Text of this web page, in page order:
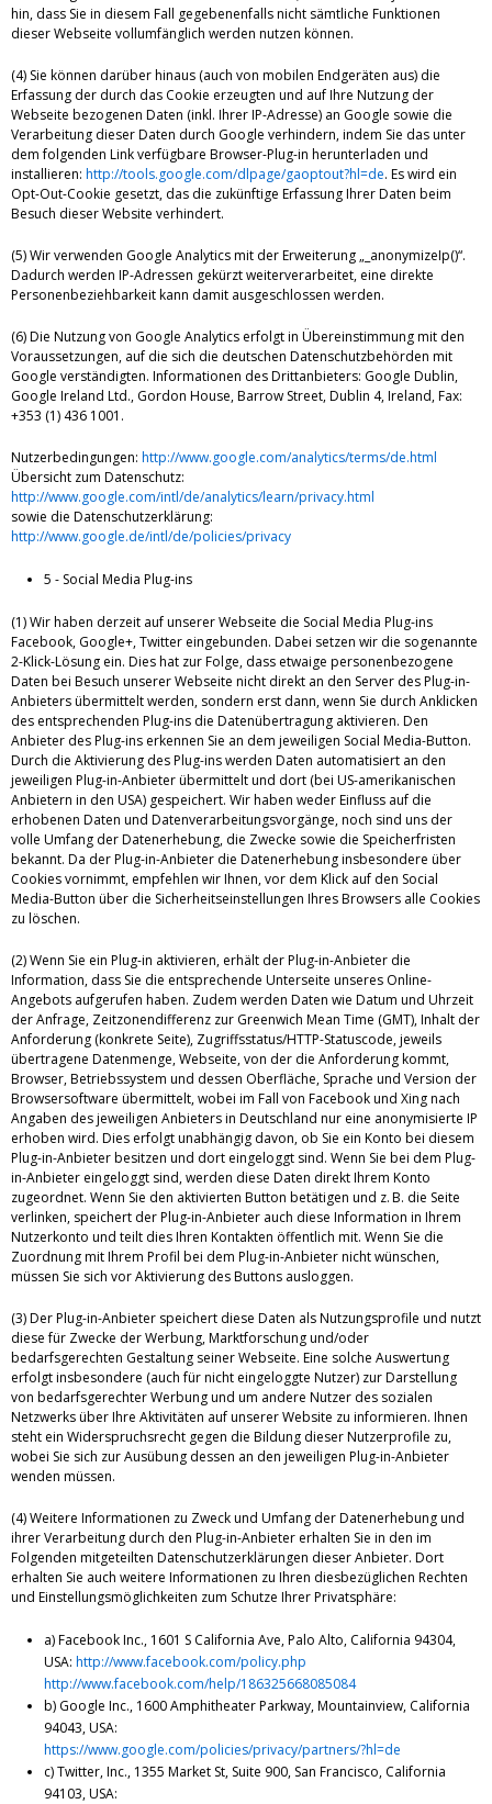
hin, dass Sie in diesem Fall gegebenenfalls nicht sämtliche Funktionen
dieser Webseite vollumfänglich werden nutzen können.
(4) Sie können darüber hinaus (auch von mobilen Endgeräten aus) die
Erfassung der durch das Cookie erzeugten und auf Ihre Nutzung der
Webseite bezogenen Daten (inkl. Ihrer IP-Adresse) an Google sowie die
Verarbeitung dieser Daten durch Google verhindern, indem Sie das unter
dem folgenden Link verfügbare Browser-Plug-in herunterladen und
installieren: http://tools.google.com/dlpage/gaoptout?hl=de. Es wird ein
Opt-Out-Cookie gesetzt, das die zukünftige Erfassung Ihrer Daten beim
Besuch dieser Website verhindert.
(5) Wir verwenden Google Analytics mit der Erweiterung „_anonymizeIp()“.
Dadurch werden IP-Adressen gekürzt weiterverarbeitet, eine direkte
Personenbeziehbarkeit kann damit ausgeschlossen werden.
(6) Die Nutzung von Google Analytics erfolgt in Übereinstimmung mit den
Voraussetzungen, auf die sich die deutschen Datenschutzbehörden mit
Google verständigten. Informationen des Drittanbieters: Google Dublin,
Google Ireland Ltd., Gordon House, Barrow Street, Dublin 4, Ireland, Fax:
+353 (1) 436 1001.
Nutzerbedingungen: http://www.google.com/analytics/terms/de.html
Übersicht zum Datenschutz:
http://www.google.com/intl/de/analytics/learn/privacy.html
sowie die Datenschutzerklärung:
http://www.google.de/intl/de/policies/privacy
5 - Social Media Plug-ins
(1) Wir haben derzeit auf unserer Webseite die Social Media Plug-ins
Facebook, Google+, Twitter eingebunden. Dabei setzen wir die sogenannte
2-Klick-Lösung ein. Dies hat zur Folge, dass etwaige personenbezogene
Daten bei Besuch unserer Webseite nicht direkt an den Server des Plug-in-
Anbieters übermittelt werden, sondern erst dann, wenn Sie durch Anklicken
des entsprechenden Plug-ins die Datenübertragung aktivieren. Den
Anbieter des Plug-ins erkennen Sie an dem jeweiligen Social Media-Button.
Durch die Aktivierung des Plug-ins werden Daten automatisiert an den
jeweiligen Plug-in-Anbieter übermittelt und dort (bei US-amerikanischen
Anbietern in den USA) gespeichert. Wir haben weder Einfluss auf die
erhobenen Daten und Datenverarbeitungsvorgänge, noch sind uns der
volle Umfang der Datenerhebung, die Zwecke sowie die Speicherfristen
bekannt. Da der Plug-in-Anbieter die Datenerhebung insbesondere über
Cookies vornimmt, empfehlen wir Ihnen, vor dem Klick auf den Social
Media-Button über die Sicherheitseinstellungen Ihres Browsers alle Cookies
zu löschen.
(2) Wenn Sie ein Plug-in aktivieren, erhält der Plug-in-Anbieter die
Information, dass Sie die entsprechende Unterseite unseres Online-
Angebots aufgerufen haben. Zudem werden Daten wie Datum und Uhrzeit
der Anfrage, Zeitzonendifferenz zur Greenwich Mean Time (GMT), Inhalt der
Anforderung (konkrete Seite), Zugriffsstatus/HTTP-Statuscode, jeweils
übertragene Datenmenge, Webseite, von der die Anforderung kommt,
Browser, Betriebssystem und dessen Oberfläche, Sprache und Version der
Browsersoftware übermittelt, wobei im Fall von Facebook und Xing nach
Angaben des jeweiligen Anbieters in Deutschland nur eine anonymisierte IP
erhoben wird. Dies erfolgt unabhängig davon, ob Sie ein Konto bei diesem
Plug-in-Anbieter besitzen und dort eingeloggt sind. Wenn Sie bei dem Plug-
in-Anbieter eingeloggt sind, werden diese Daten direkt Ihrem Konto
zugeordnet. Wenn Sie den aktivierten Button betätigen und z. B. die Seite
verlinken, speichert der Plug-in-Anbieter auch diese Information in Ihrem
Nutzerkonto und teilt dies Ihren Kontakten öffentlich mit. Wenn Sie die
Zuordnung mit Ihrem Profil bei dem Plug-in-Anbieter nicht wünschen,
müssen Sie sich vor Aktivierung des Buttons ausloggen.
(3) Der Plug-in-Anbieter speichert diese Daten als Nutzungsprofile und nutzt
diese für Zwecke der Werbung, Marktforschung und/oder
bedarfsgerechten Gestaltung seiner Webseite. Eine solche Auswertung
erfolgt insbesondere (auch für nicht eingeloggte Nutzer) zur Darstellung
von bedarfsgerechter Werbung und um andere Nutzer des sozialen
Netzwerks über Ihre Aktivitäten auf unserer Website zu informieren. Ihnen
steht ein Widerspruchsrecht gegen die Bildung dieser Nutzerprofile zu,
wobei Sie sich zur Ausübung dessen an den jeweiligen Plug-in-Anbieter
wenden müssen.
(4) Weitere Informationen zu Zweck und Umfang der Datenerhebung und
ihrer Verarbeitung durch den Plug-in-Anbieter erhalten Sie in den im
Folgenden mitgeteilten Datenschutzerklärungen dieser Anbieter. Dort
erhalten Sie auch weitere Informationen zu Ihren diesbezüglichen Rechten
und Einstellungsmöglichkeiten zum Schutze Ihrer Privatsphäre:
a) Facebook Inc., 1601 S California Ave, Palo Alto, California 94304,
USA: http://www.facebook.com/policy.php
http://www.facebook.com/help/186325668085084
b) Google Inc., 1600 Amphitheater Parkway, Mountainview, California
94043, USA:
https://www.google.com/policies/privacy/partners/?hl=de
c) Twitter, Inc., 1355 Market St, Suite 900, San Francisco, California
94103, USA: